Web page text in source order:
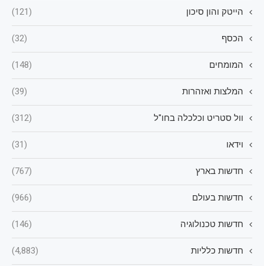
הייטק והון סיכון (121)
הכסף (32)
המומחים (148)
המלצות ואזהרות (39)
וול סטריט וכלכלה בחו"ל (312)
וידאו (31)
חדשות בארץ (767)
חדשות בעולם (966)
חדשות טכנולוגיה (146)
חדשות כלליות (4,883)